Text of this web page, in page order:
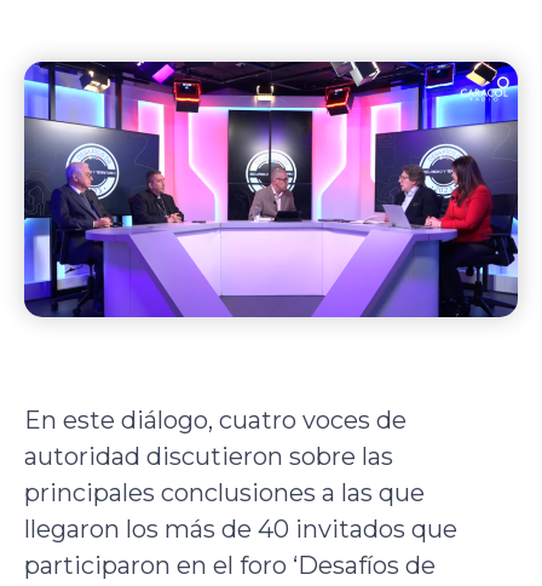
En este diálogo, cuatro voces de
autoridad discutieron sobre las
principales conclusiones a las que
llegaron los más de 40 invitados que
participaron en el foro ‘Desafíos de